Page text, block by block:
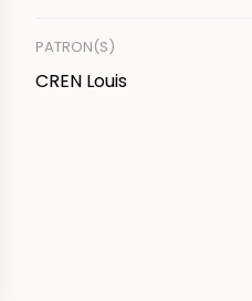
PATRON(S)
CREN Louis